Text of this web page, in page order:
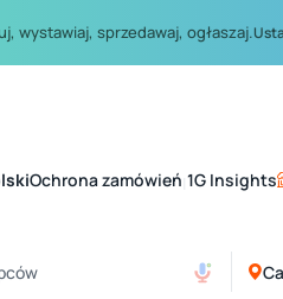
wystawiaj, sprzedawaj, ogłaszaj.
Ochrona zamówień 1G Insights